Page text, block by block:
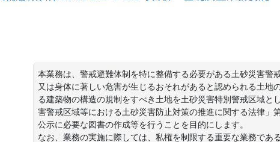
本業務は、警戒避難体制を特に整備する必要がある土砂災害警
又は身体に著しい危害が生じるおそれがあると認められる土地
る建築物の構造の規制をすべき土地を土砂災害特別警戒区域と
害警戒区域等における土砂災害防止対策の推進に関する法律」
公示に必要な図書の作成等を行うことを目的にします。
なお、業務の実施に際しては、私権を制限する重要な業務であ